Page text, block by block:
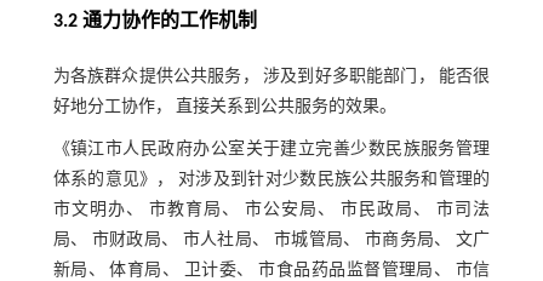
3.2 通力协作的工作机制
为各族群众提供公共服务， 涉及到好多职能部门， 能否很
好地分工协作， 直接关系到公共服务的效果。
《镇江市人民政府办公室关于建立完善少数民族服务管理
体系的意见》， 对涉及到针对少数民族公共服务和管理的
市文明办、 市教育局、 市公安局、 市民政局、 市司法
局、 市财政局、 市人社局、 市城管局、 市商务局、 文广
新局、 体育局、 卫计委、 市食品药品监督管理局、 市信